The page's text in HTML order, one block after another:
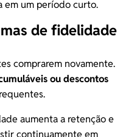
em um período curto.
de fidelidade
comprarem novamente.
ou descontos
aumenta a retenção e
continuamente em